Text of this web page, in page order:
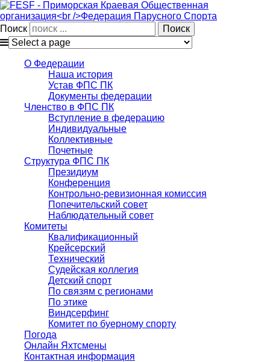
Поиск
О Федерации
Наша история
Устав ФПС ПК
Документы федерации
Членство в ФПС ПК
Вступление в федерацию
Индивидуальные
Коллективные
Почетные
Структура ФПС ПК
Президиум
Конференция
Контрольно-ревизионная комиссия
Попечительский совет
Наблюдательный совет
Комитеты
Квалификационный
Крейсерский
Технический
Судейская коллегия
Детский спорт
По связям с регионами
По этике
Виндсерфинг
Комитет по буерному спорту
Погода
Онлайн Яхтсмены
Контактная информация